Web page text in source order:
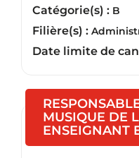
Catégorie(s) : B
Filière(s) :
Date limite de
MUSIQUE DE
ENSEIGNANT